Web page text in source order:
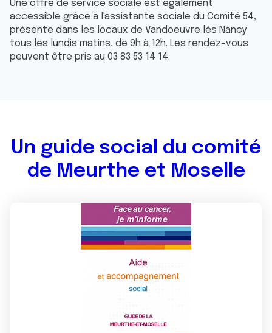
Une offre de service sociale est également
accessible grâce à l'assistante sociale du Comité 54,
présente dans les locaux de Vandoeuvre lès Nancy
tous les lundis matins, de 9h à 12h. Les rendez-vous
peuvent être pris au 03 83 53 14 14.
Un guide social du comité
de Meurthe et Moselle